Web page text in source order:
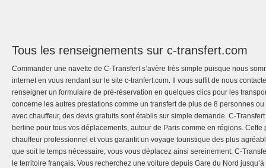
Tous les renseignements sur c-transfert.com
Commander une navette de C-Transfert s’avère très simple puisque nous
internet en vous rendant sur le site c-tranfert.com. Il vous suffit de nous
renseigner un formulaire de pré-réservation en quelques clics pour les
concerne les autres prestations comme un transfert de plus de 8 personnes
avec chauffeur, des devis gratuits sont établis sur simple demande. C-
berline pour tous vos déplacements, autour de Paris comme en régions. Cette
chauffeur professionnel et vous garantit un voyage touristique des plus
que soit le temps nécessaire, vous vous déplacez ainsi sereinement. C-
le territoire français. Vous recherchez une voiture depuis Gare du Nord